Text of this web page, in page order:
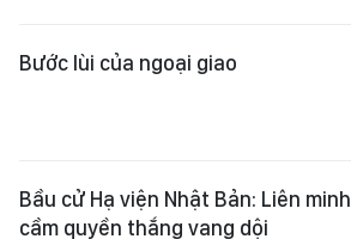
Bước lùi của ngoại giao
Bầu cử Hạ viện Nhật Bản: Liên minh
cầm quyền thắng vang dội